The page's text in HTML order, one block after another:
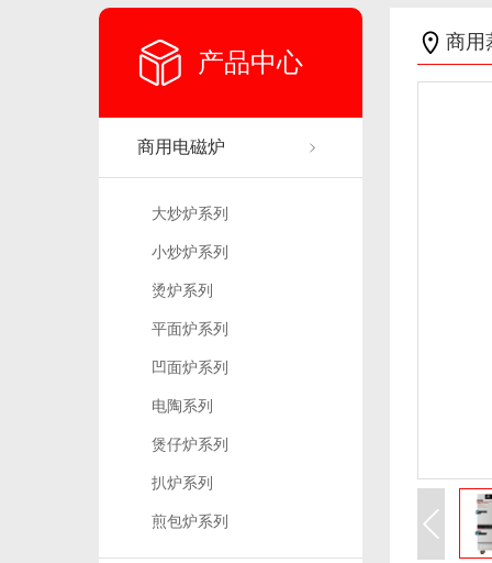
产品中心
商用电磁炉
大炒炉系列
小炒炉系列
烫炉系列
平面炉系列
凹面炉系列
电陶系列
煲仔炉系列
扒炉系列
煎包炉系列
商用